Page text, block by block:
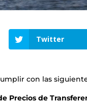
Twitter
con las
Precios de